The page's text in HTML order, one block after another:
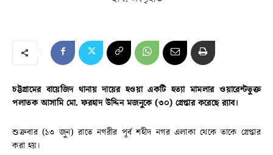
চট্টগ্রামের বায়েজিদ থানায় দায়ের হওয়া একটি হত্যা মামলার ওয়ারেন্টভুক্ত
পলাতক আসামি মো. ফরহাদ উদ্দিন মজনুকে (৩০) গ্রেপ্তার করেছে র‍্যাব।
শুক্রবার (১৩ জুন) রাতে নগরীর পূর্ব শহীদ নগর এলাকা থেকে তাকে গ্রেপ্তার
করা হয়।